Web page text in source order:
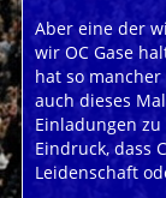
Aber eine der
wir OC Gase
hat so
auch dieses
Einladungen
Eindruck, dass
Leidenschaft